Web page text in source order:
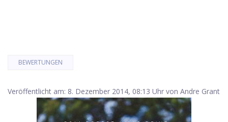
BEWERTUNGEN
Veröffentlicht am: 8. Dezember 2014, 08:13 Uhr von Andre Grant